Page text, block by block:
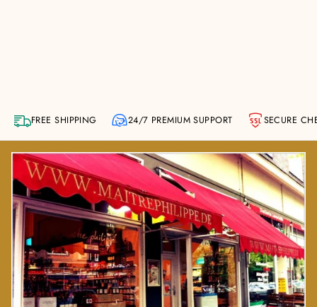
FREE SHIPPING 24/7 PREMIUM SUPPORT SECURE